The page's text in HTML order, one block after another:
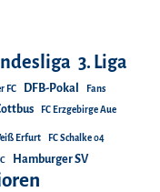
3. Liga
FC DFB-Pokal Fans
FC Erzgebirge Aue
Erfurt FC Schalke 04
Hamburger SV